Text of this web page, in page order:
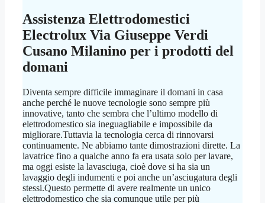
Assistenza Elettrodomestici
Electrolux Via Giuseppe Verdi
Cusano Milanino per i prodotti del
domani
Diventa sempre difficile immaginare il domani in casa
anche perché le nuove tecnologie sono sempre più
innovative, tanto che sembra che l’ultimo modello di
elettrodomestico sia ineguagliabile e impossibile da
migliorare.Tuttavia la tecnologia cerca di rinnovarsi
continuamente. Ne abbiamo tante dimostrazioni dirette. La
lavatrice fino a qualche anno fa era usata solo per lavare,
ma oggi esiste la lavasciuga, cioè dove si ha sia un
lavaggio degli indumenti e poi anche un’asciugatura degli
stessi.Questo permette di avere realmente un unico
elettrodomestico che sia comunque utile per più